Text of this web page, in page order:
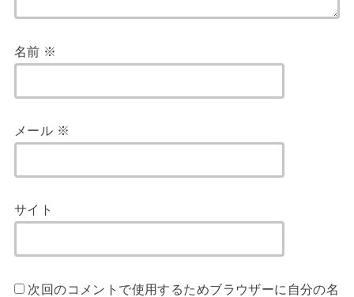
名前 ※
メール ※
サイト
次回のコメントで使用するためブラウザーに自分の名